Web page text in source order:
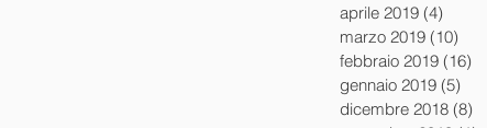
aprile 2019 (4)
marzo 2019 (10)
febbraio 2019 (16)
gennaio 2019 (5)
dicembre 2018 (8)